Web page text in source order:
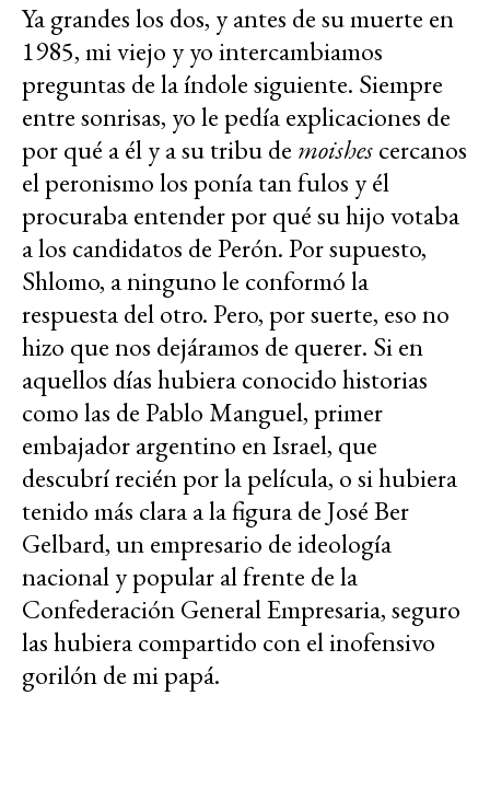
Ya grandes los dos, y antes de su muerte en
1985, mi viejo y yo intercambiamos
preguntas de la índole siguiente. Siempre
entre sonrisas, yo le pedía explicaciones de
por qué a él y a su tribu de moishescercanos
el peronismo los ponía tan fulos y él
procuraba entender por qué su hijo votaba
a los candidatos de Perón. Por supuesto,
Shlomo, a ninguno le conformó la
respuesta del otro. Pero, por suerte, eso no
hizo que nos dejáramos de querer. Si en
aquellos días hubiera conocido historias
como las de Pablo Manguel, primer
embajador argentino en Israel, que
descubrí recién por la película, o si hubiera
tenido más clara a la figura de José Ber
Gelbard, un empresario de ideología
nacional y popular al frente de la
Confederación General Empresaria, seguro
las hubiera compartido con el inofensivo
gorilón de mi papá.